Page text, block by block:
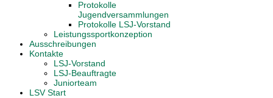
Protokolle
Jugendversammlungen
Protokolle LSJ-Vorstand
Leistungssportkonzeption
Ausschreibungen
Kontakte
LSJ-Vorstand
LSJ-Beauftragte
Juniorteam
LSV Start